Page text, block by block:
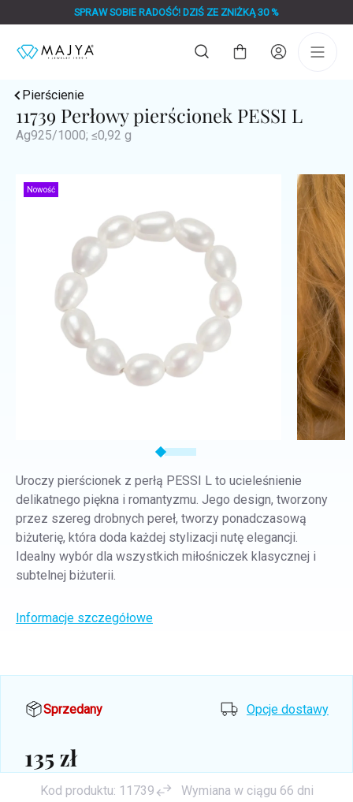
do
SPRAW SOBIE RADOŚĆ! DZIŚ ZE ZNIŻKĄ 30 %
Koszyk
Pierścienie
11739 Perłowy pierścionek PESSI L
Ag925/1000; ≤0,92 g
Nowość
Uroczy pierścionek z perłą PESSI L to ucieleśnienie
delikatnego piękna i romantyzmu. Jego design, tworzony
przez szereg drobnych pereł, tworzy ponadczasową
biżuterię, która doda każdej stylizacji nutę elegancji.
Idealny wybór dla wszystkich miłośniczek klasycznej i
subtelnej biżuterii.
Informacje szczegółowe
Sprzedany Opcje dostawy
135 zł
jednostkowa:
Kod produktu: 11739 Wymiana w ciągu 66 dni